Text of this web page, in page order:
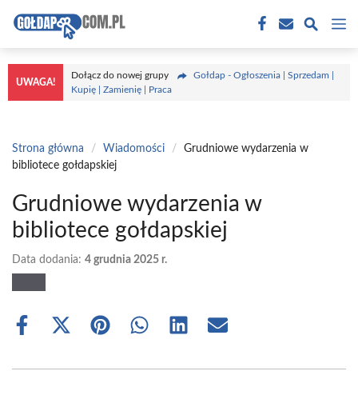
treści
UWAGA!
Dołącz do nowej grupy
Gołdap - Ogłoszenia | Sprzedam |
Kupię | Zamienię | Praca
Strona główna / Wiadomości /
Grudniowe wydarzenia w
bibliotece gołdapskiej
Grudniowe wydarzenia w
bibliotece gołdapskiej
Data dodania: 4 grudnia 2025 r.
Share
Share
(Twitter)
Share Share Share Share